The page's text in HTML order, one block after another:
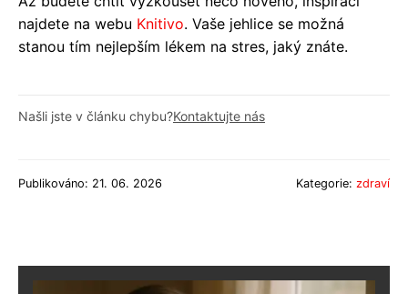
najdete na webu Knitivo. Vaše jehlice se možná
stanou tím nejlepším lékem na stres, jaký znáte.
Našli jste v článku chybu?Kontaktujte nás
Publikováno: 21. 06. 2026 Kategorie: zdraví